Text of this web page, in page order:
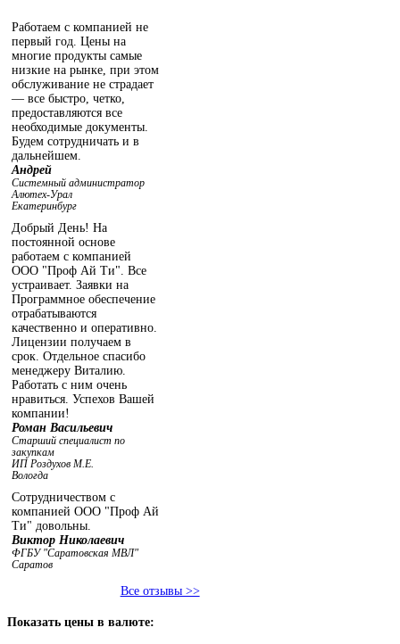
Работаем с компанией не
первый год. Цены на
многие продукты самые
низкие на рынке, при этом
обслуживание не страдает
— все быстро, четко,
предоставляются все
необходимые документы.
Будем сотрудничать и в
дальнейшем.
Андрей
Системный администратор
Алютех-Урал
Екатеринбург
Добрый День! На
постоянной основе
работаем с компанией
ООО "Проф Ай Ти". Все
устраивает. Заявки на
Программное обеспечение
отрабатываются
качественно и оперативно.
Лицензии получаем в
срок. Отдельное спасибо
менеджеру Виталию.
Работать с ним очень
нравиться. Успехов Вашей
компании!
Роман Васильевич
Старший специалист по
закупкам
ИП Роздухов М.Е.
Вологда
Сотрудничеством с
компанией ООО "Проф Ай
Ти" довольны.
Виктор Николаевич
ФГБУ "Саратовская МВЛ"
Саратов
Все отзывы >>
Показать цены в валюте: